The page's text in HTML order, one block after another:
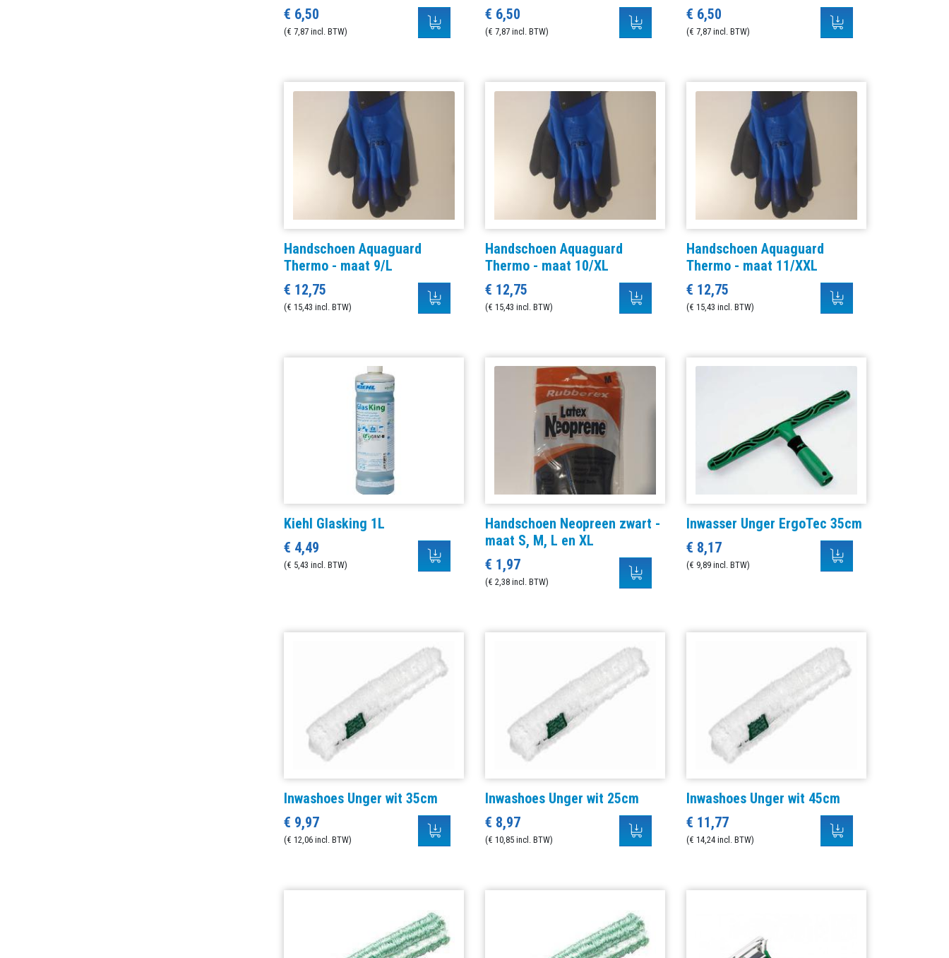
€ 6,50
(€ 7,87 incl. BTW)
€ 6,50
(€ 7,87 incl. BTW)
€ 6,50
(€ 7,87 incl. BTW)
Handschoen Aquaguard
Thermo - maat 9/L
€ 12,75
(€ 15,43 incl. BTW)
Handschoen Aquaguard
Thermo - maat 10/XL
€ 12,75
(€ 15,43 incl. BTW)
Handschoen Aquaguard
Thermo - maat 11/XXL
€ 12,75
(€ 15,43 incl. BTW)
Kiehl Glasking 1L
€ 4,49
(€ 5,43 incl. BTW)
Handschoen Neopreen zwart -
maat S, M, L en XL
€ 1,97
(€ 2,38 incl. BTW)
Inwasser Unger ErgoTec 35cm
€ 8,17
(€ 9,89 incl. BTW)
Inwashoes Unger wit 35cm
€ 9,97
(€ 12,06 incl. BTW)
Inwashoes Unger wit 25cm
€ 8,97
(€ 10,85 incl. BTW)
Inwashoes Unger wit 45cm
€ 11,77
(€ 14,24 incl. BTW)